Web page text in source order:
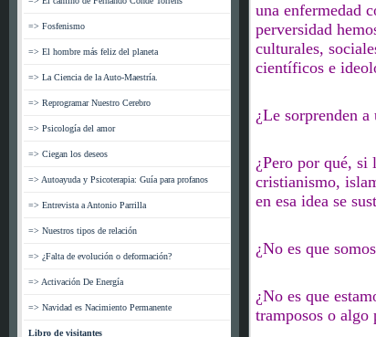
=> Fosfenismo
=> El hombre más feliz del planeta
=> La Ciencia de la Auto-Maestría.
=> Reprogramar Nuestro Cerebro
=> Psicología del amor
=> Ciegan los deseos
=> Autoayuda y Psicoterapia: Guía para profanos
=> Entrevista a Antonio Parrilla
=> Nuestros tipos de relación
=> ¿Falta de evolución o deformación?
=> Activación De Energía
=> Navidad es Nacimiento Permanente
Libro de visitantes
una enfermedad
perversidad
culturales,
científicos e
¿Le sorprenden a
¿Pero por qué, si
cristianismo,
en esa idea se
¿No es que
¿No es que
tramposos o algo